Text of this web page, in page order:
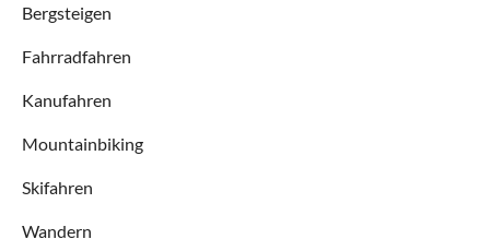
Bergsteigen
Fahrradfahren
Kanufahren
Mountainbiking
Skifahren
Wandern